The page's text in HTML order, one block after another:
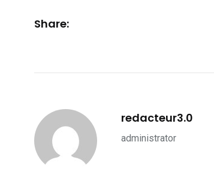
Share:
redacteur3.0
administrator